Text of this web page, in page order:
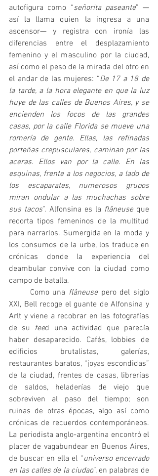
autofigura como “señorita paseante” —
así la llama quien la ingresa a una
ascensor— y registra con ironía las
diferencias entre el desplazamiento
femenino y el masculino por la ciudad,
así como el peso de la mirada del otro en
el andar de las mujeres: “De 17 a 18 de
la tarde, a la hora elegante en que la luz
huye de las calles de Buenos Aires, y se
encienden los focos de las grandes
casas, por la calle Florida se mueve una
romería de gente. Ellas, las refinadas
porteñas crepusculares, caminan por las
aceras. Ellos van por la calle. En las
esquinas, frente a los negocios, a lado de
los escaparates, numerosos grupos
miran ondular a las muchachas sobre
sus tacos”. Alfonsina es la flâneuse que
recorta tipos femeninos de la multitud
para narrarlos. Sumergida en la moda y
los consumos de la urbe, los traduce en
crónicas donde la experiencia del
deambular convive con la ciudad como
campo de batalla.
	Como una
flâneuse pero del siglo
XXI, Bell recoge el guante de Alfonsina y
Arlt y viene a recobrar en las fotografías
de su feed una actividad que parecía
haber desaparecido. Cafés, lobbies de
edificios brutalistas, galerías,
restaurantes baratos, “joyas escondidas”
de la ciudad, frentes de casas, librerías
de saldos, heladerías de viejo que
sobreviven al paso del tiempo; son
ruinas de otras épocas, algo así como
crónicas de recuerdos contemporáneos.
La periodista anglo-argentina encontró el
placer de vagabundear en Buenos Aires,
de buscar en ella el “universo encerrado
en las calles de la ciudad”, en palabras de